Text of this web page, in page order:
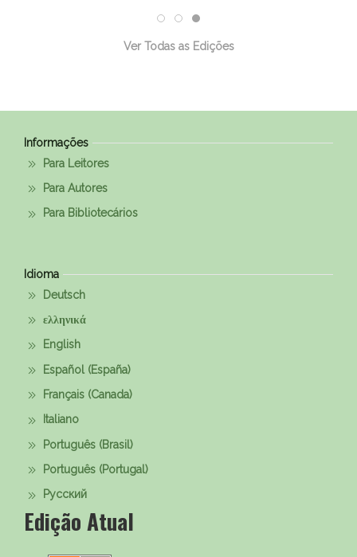
Ver Todas as Edições
Informações
Para Leitores
Para Autores
Para Bibliotecários
Idioma
Deutsch
ελληνικά
English
Español (España)
Français (Canada)
Italiano
Português (Brasil)
Português (Portugal)
Русский
Edição Atual